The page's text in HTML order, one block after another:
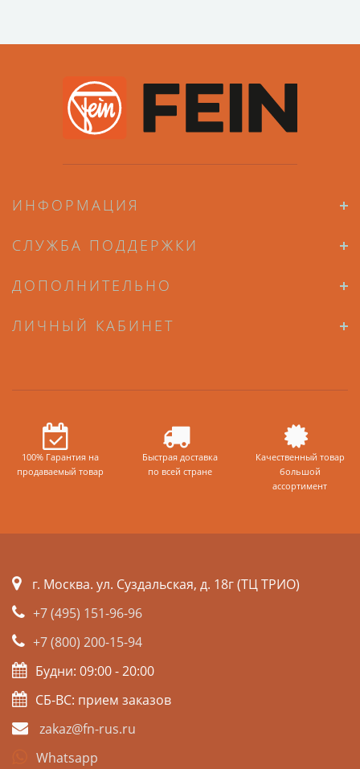
ИНФОРМАЦИЯ
СЛУЖБА ПОДДЕРЖКИ
ДОПОЛНИТЕЛЬНО
ЛИЧНЫЙ КАБИНЕТ
100% Гарантия на
продаваемый товар
Быстрая доставка
по всей стране
Качественный товар
большой
ассортимент
г. Москва. ул. Суздальская, д. 18г (ТЦ ТРИО)
+7 (495) 151-96-96
+7 (800) 200-15-94
Будни: 09:00 - 20:00
СБ-ВС: прием заказов
zakaz@fn-rus.ru
Whatsapp